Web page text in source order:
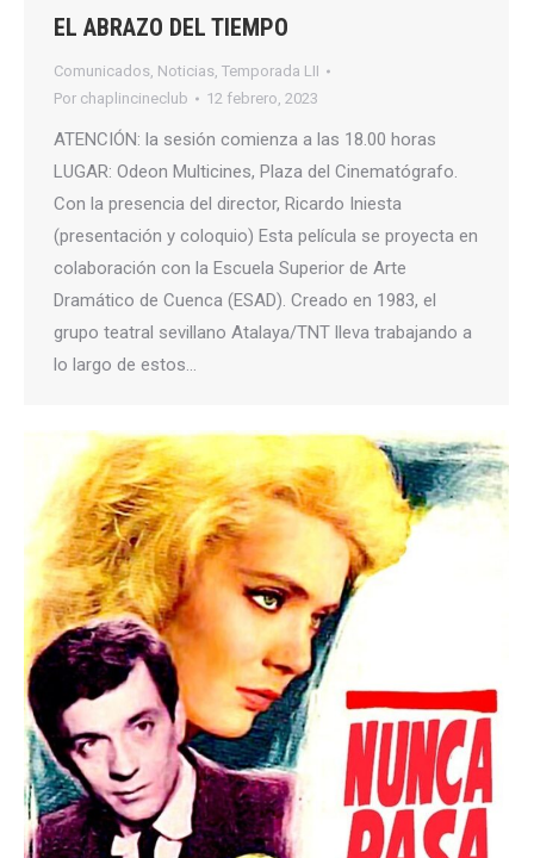
EL ABRAZO DEL TIEMPO
Comunicados, Noticias, Temporada LII
Por chaplincineclub 12 febrero, 2023
ATENCIÓN: la sesión comienza a las 18.00 horas
LUGAR: Odeon Multicines, Plaza del Cinematógrafo.
Con la presencia del director, Ricardo Iniesta
(presentación y coloquio) Esta película se proyecta en
colaboración con la Escuela Superior de Arte
Dramático de Cuenca (ESAD). Creado en 1983, el
grupo teatral sevillano Atalaya/TNT lleva trabajando a
lo largo de estos…